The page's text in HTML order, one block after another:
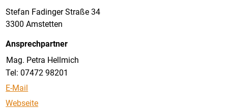
Stefan Fadinger Straße 34
3300 Amstetten
Ansprechpartner
Mag. Petra Hellmich
Tel: 07472 98201
E-Mail
Webseite